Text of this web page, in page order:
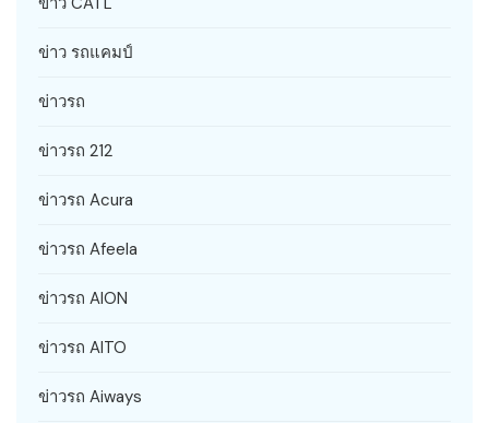
ข่าว รถแคมป์
ข่าวรถ
ข่าวรถ 212
ข่าวรถ Acura
ข่าวรถ Afeela
ข่าวรถ AION
ข่าวรถ AITO
ข่าวรถ Aiways